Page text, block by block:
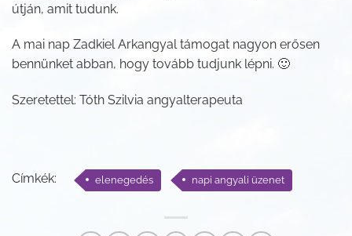
útján, amit tudunk.
A mai nap Zadkiel Arkangyal támogat nagyon erősen
bennünket abban, hogy tovább tudjunk lépni. 🙂
Szeretettel: Tóth Szilvia angyalterapeuta
Címkék: elenegedés napi angyali üzenet